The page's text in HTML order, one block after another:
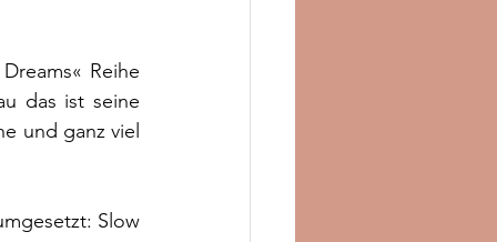
Reihe
das ist seine
und ganz viel
Slow